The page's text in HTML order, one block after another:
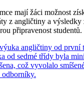
mají žáci možnost
z angličtiny a výsledky
připravenost studentů.